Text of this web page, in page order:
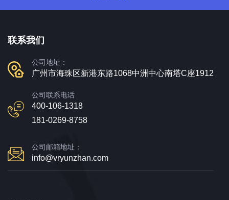
联系我们
公司地址：
广州市海珠区新港东路1068中洲中心南塔C座1912
公司联系电话
400-106-1318
181-0269-8758
公司邮箱地址：
info@vryunzhan.com